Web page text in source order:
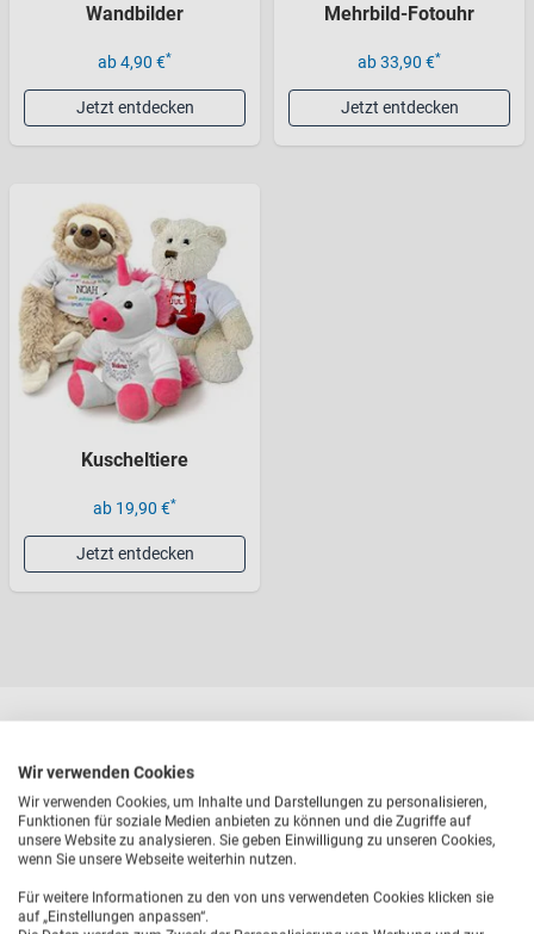
Wandbilder
ab 4,90 €*
Jetzt entdecken
Mehrbild-Fotouhr
ab 33,90 €*
Jetzt entdecken
Kuscheltiere
ab 19,90 €*
Jetzt entdecken
Ideen für einen
besonderen
Junggesellenabschied
Wir verwenden Cookies
Wir verwenden Cookies, um Inhalte und Darstellungen zu personalisieren,
Funktionen für soziale Medien anbieten zu können und die Zugriffe auf
unsere Website zu analysieren. Sie geben Einwilligung zu unseren Cookies,
wenn Sie unsere Webseite weiterhin nutzen.
Für weitere Informationen zu den von uns verwendeten Cookies klicken sie
auf „Einstellungen anpassen“.